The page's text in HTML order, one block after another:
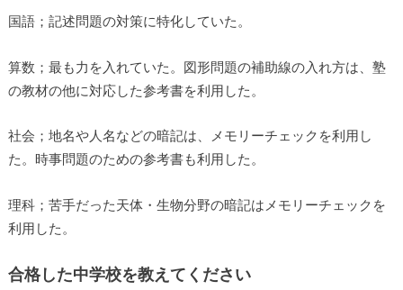
国語；記述問題の対策に特化していた。
算数；最も力を入れていた。図形問題の補助線の入れ方は、塾
の教材の他に対応した参考書を利用した。
社会；地名や人名などの暗記は、メモリーチェックを利用し
た。時事問題のための参考書も利用した。
理科；苦手だった天体・生物分野の暗記はメモリーチェックを
利用した。
合格した中学校を教えてください